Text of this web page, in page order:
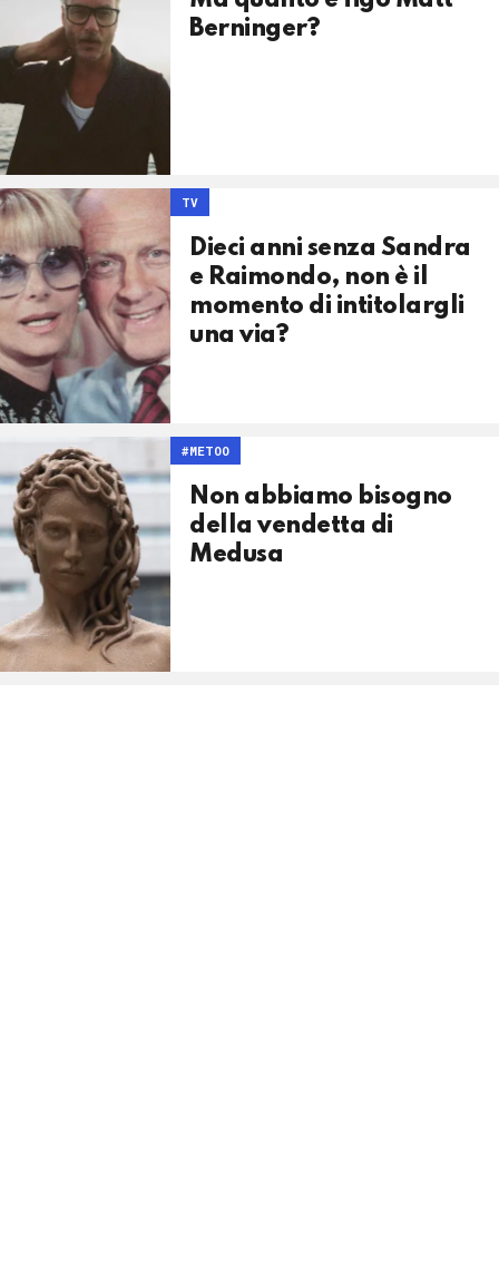
Berninger?
TV
Dieci anni senza Sandra
e Raimondo, non è il
momento di intitolargli
una via?
#METOO
Non abbiamo bisogno
della vendetta di
Medusa